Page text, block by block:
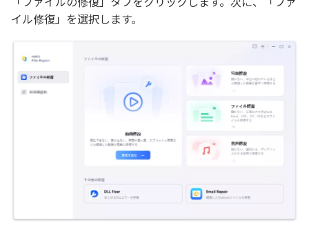
イル修復」を選択します。